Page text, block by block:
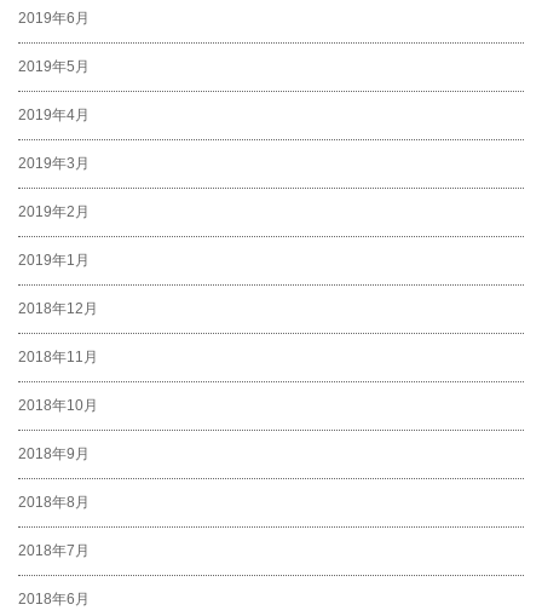
2019年6月
2019年5月
2019年4月
2019年3月
2019年2月
2019年1月
2018年12月
2018年11月
2018年10月
2018年9月
2018年8月
2018年7月
2018年6月